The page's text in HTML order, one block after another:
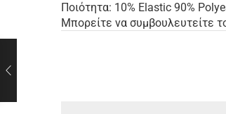
Ποιότητα: 10% Elastic 90%
Μπορείτε να συμβουλευτείτε